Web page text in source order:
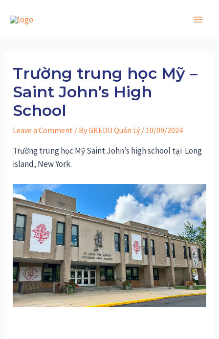
Trường trung học Mỹ –
Saint John’s High
School
Leave a Comment / ByGKEDU Quản Lý / 10/09/2024
Trường trung học Mỹ Saint John’s high school tại Long
island, New York.